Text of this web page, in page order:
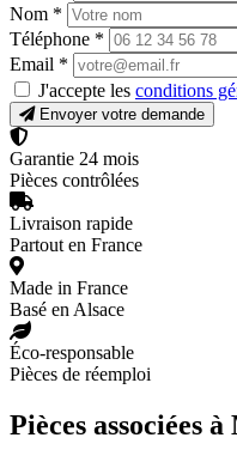
Nom *
Téléphone *
Email *
J'accepte les conditions
Envoyer votre demande
Garantie 24 mois
Pièces contrôlées
Livraison rapide
Partout en France
Made in France
Basé en Alsace
Éco-responsable
Pièces de réemploi
Pièces associées